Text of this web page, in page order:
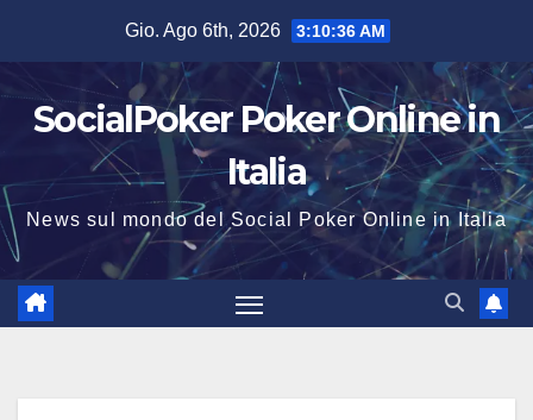
contenuto
Gio. Ago 6th, 2026 3:10:36 AM
SocialPoker Poker Online in
Italia
News sul mondo del Social Poker Online in Italia